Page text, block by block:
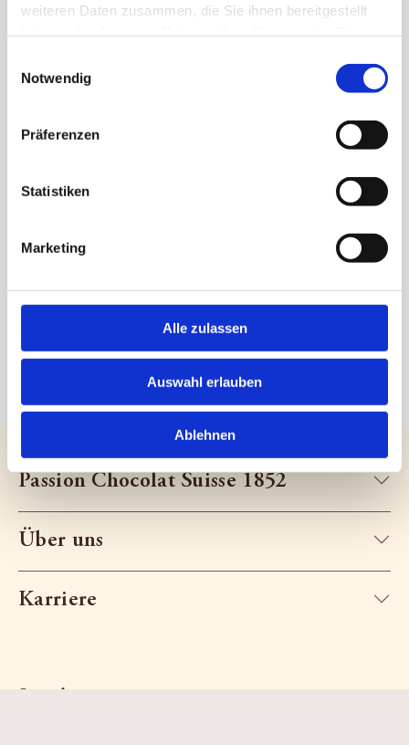
weiteren Daten zusammen, die Sie ihnen bereitgestellt
Notwendig
Präferenzen
Statistiken
Marketing
Alle zulassen
Auswahl erlauben
Ablehnen
nachhaltigen Beitrag zu leisten – heute
und in Zukunft.
Passion Chocolat Suisse 1852
Über uns
Karriere